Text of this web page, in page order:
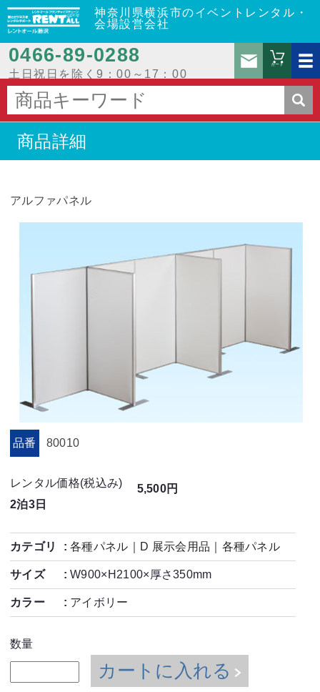
神奈川県横浜市のイベントレンタル・
会場設営会社
0466‐89‐0288
土日祝日を除く9：00～17：00
お問
カート
商品詳細
アルファパネル
品番 80010
レンタル価格(税込み)
2泊3日
5,500円
カテゴリ 各種パネル D 展示会用品 各種パネル
サイズ W900×H2100×厚さ350mm
カラー アイボリー
数量
カートに入れる